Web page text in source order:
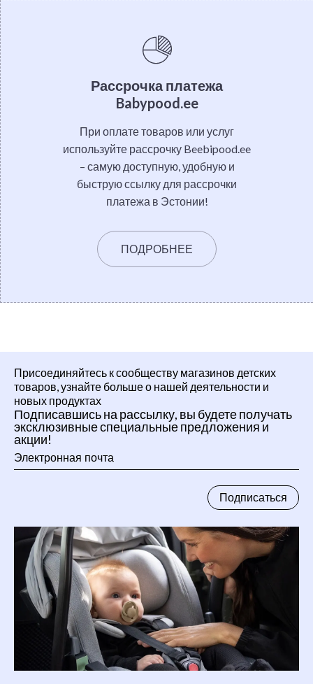
Рассрочка платежа
Babypood.ee
При оплате товаров или услуг
используйте рассрочку Beebipood.ee
– самую доступную, удобную и
быструю ссылку для рассрочки
платежа в Эстонии!
ПОДРОБНЕЕ
Присоединяйтесь к сообществу магазинов детских
товаров, узнайте больше о нашей деятельности и
новых продуктах
Подписавшись на рассылку, вы будете получать
эксклюзивные специальные предложения и
акции!
Электронная
почта